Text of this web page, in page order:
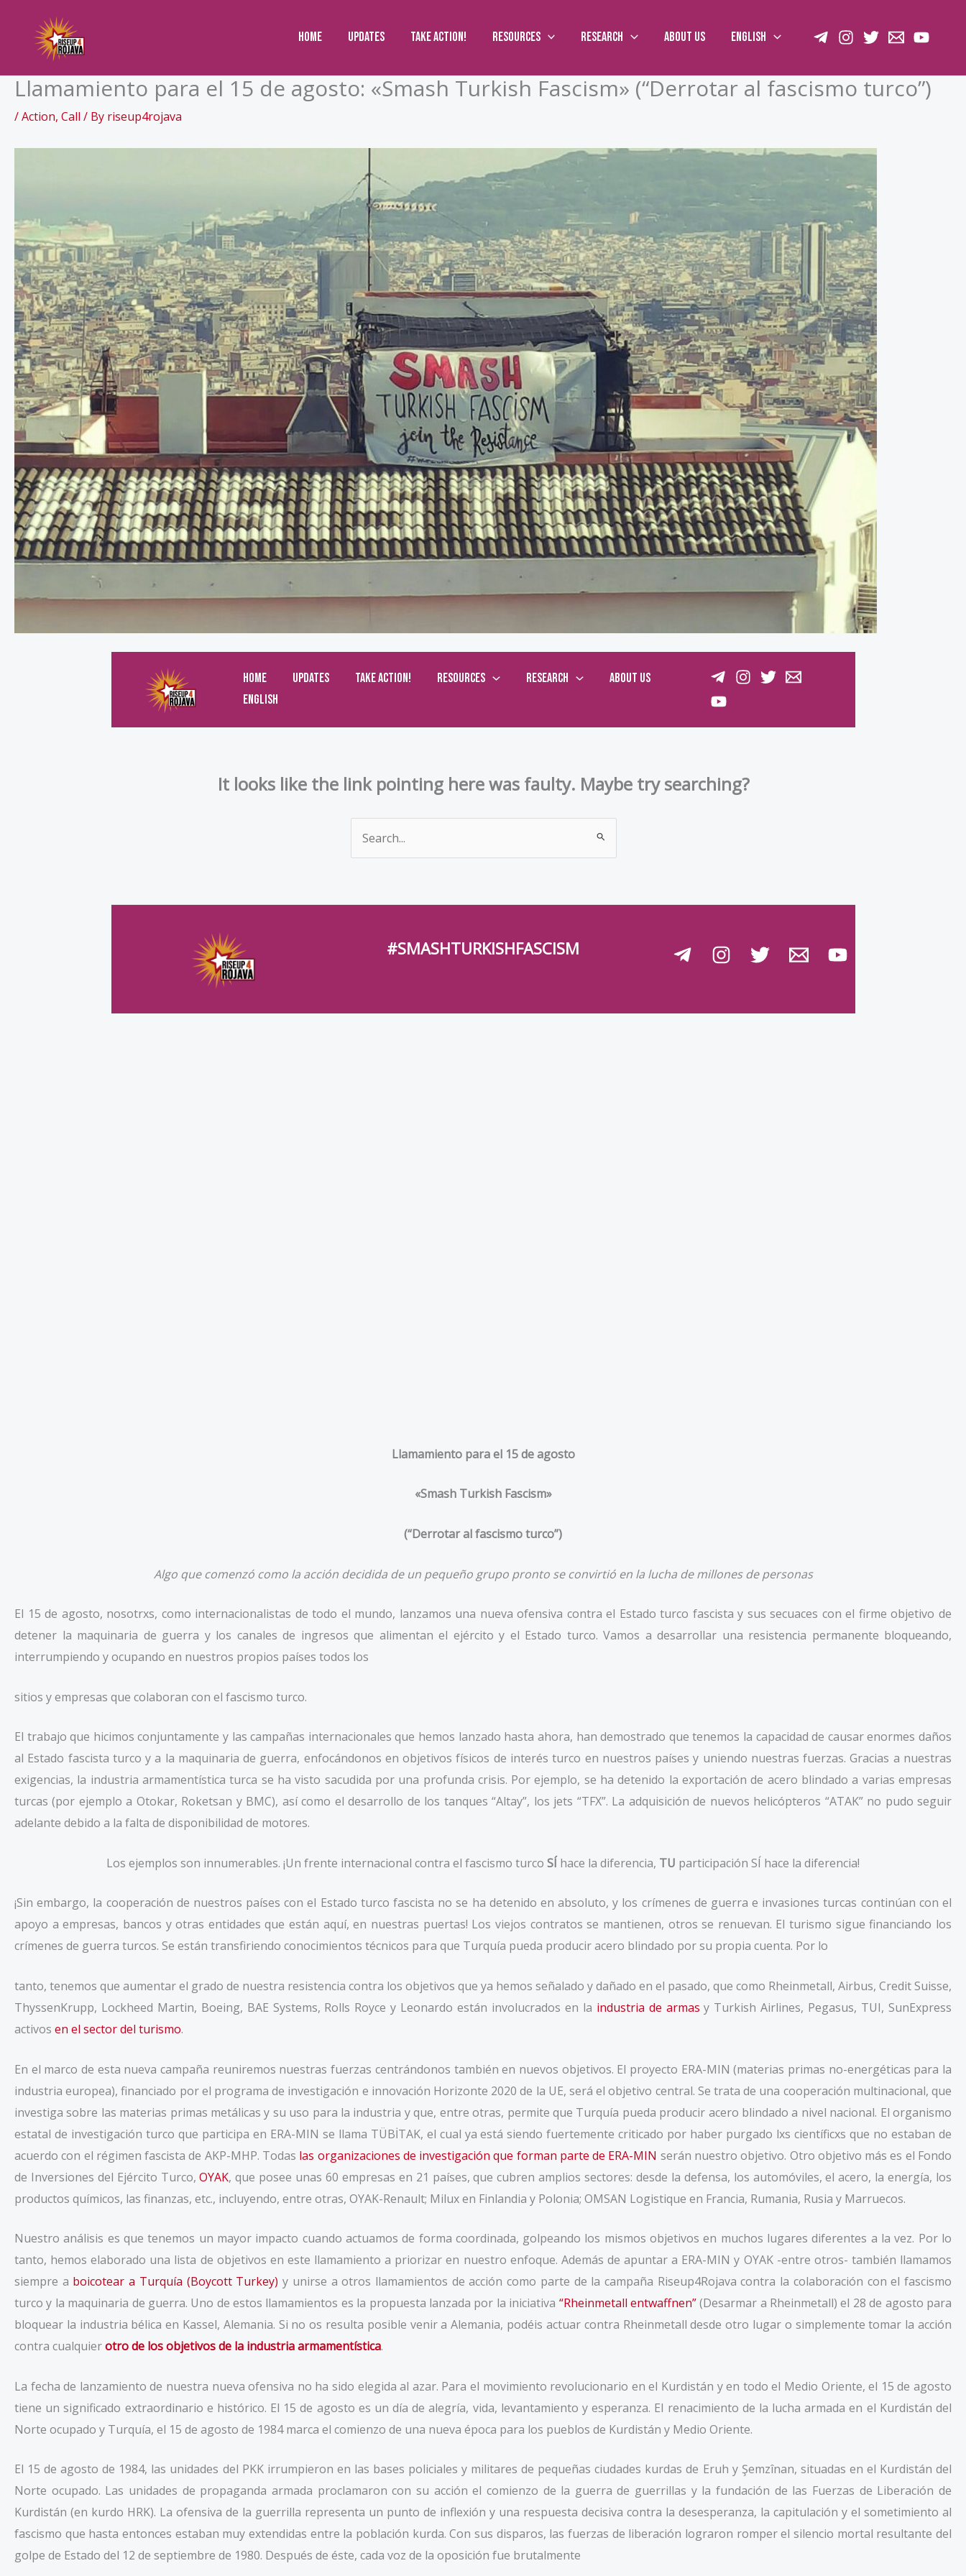
content
Home Updates Take action! Resources Research About us English
Llamamiento para el 15 de agosto: «Smash Turkish Fascism» (“Derrotar al fascismo turco”)
/Action, Call / By riseup4rojava
Llamamiento para el 15 de agosto
«Smash Turkish Fascism»
(“Derrotar al fascismo turco”)
Algo que comenzó como la acción decidida de un pequeño grupo pronto se convirtió en la lucha de millones de personas
El 15 de agosto, nosotrxs, como internacionalistas de todo el mundo, lanzamos una nueva ofensiva contra el Estado turco fascista y sus secuaces con el firme objetivo de
detener la maquinaria de guerra y los canales de ingresos que alimentan el ejército y el Estado turco. Vamos a desarrollar una resistencia permanente bloqueando,
interrumpiendo y ocupando en nuestros propios países todos los
sitios y empresas que colaboran con el fascismo turco.
El trabajo que hicimos conjuntamente y las campañas internacionales que hemos lanzado hasta ahora, han demostrado que tenemos la capacidad de causar enormes daños
al Estado fascista turco y a la maquinaria de guerra, enfocándonos en objetivos físicos de interés turco en nuestros países y uniendo nuestras fuerzas. Gracias a nuestras
exigencias, la industria armamentística turca se ha visto sacudida por una profunda crisis. Por ejemplo, se ha detenido la exportación de acero blindado a varias empresas
turcas (por ejemplo a Otokar, Roketsan y BMC), así como el desarrollo de los tanques “Altay”, los jets “TFX”. La adquisición de nuevos helicópteros “ATAK” no pudo seguir
adelante debido a la falta de disponibilidad de motores.
Los ejemplos son innumerables. ¡Un frente internacional contra el fascismo turco SÍ hace la diferencia, TU participación SÍ hace la diferencia!
¡Sin embargo, la cooperación de nuestros países con el Estado turco fascista no se ha detenido en absoluto, y los crímenes de guerra e invasiones turcas continúan con el
apoyo a empresas, bancos y otras entidades que están aquí, en nuestras puertas! Los viejos contratos se mantienen, otros se renuevan. El turismo sigue financiando los
crímenes de guerra turcos. Se están transfiriendo conocimientos técnicos para que Turquía pueda producir acero blindado por su propia cuenta. Por lo
tanto, tenemos que aumentar el grado de nuestra resistencia contra los objetivos que ya hemos señalado y dañado en el pasado, que como Rheinmetall, Airbus, Credit Suisse,
ThyssenKrupp, Lockheed Martin, Boeing, BAE Systems, Rolls Royce y Leonardo están involucrados en la industria de armas y Turkish Airlines, Pegasus, TUI, SunExpress
activos en el sector del turismo.
En el marco de esta nueva campaña reuniremos nuestras fuerzas centrándonos también en nuevos objetivos. El proyecto ERA-MIN (materias primas no-energéticas para la
industria europea), financiado por el programa de investigación e innovación Horizonte 2020 de la UE, será el objetivo central. Se trata de una cooperación multinacional, que
investiga sobre las materias primas metálicas y su uso para la industria y que, entre otras, permite que Turquía pueda producir acero blindado a nivel nacional. El organismo
estatal de investigación turco que participa en ERA-MIN se llama TÜBİTAK, el cual ya está siendo fuertemente criticado por haber purgado lxs científicxs que no estaban de
acuerdo con el régimen fascista de AKP-MHP. Todas las organizaciones de investigación que forman parte de ERA-MIN serán nuestro objetivo. Otro objetivo más es el Fondo
de Inversiones del Ejército Turco,OYAK, que posee unas 60 empresas en 21 países, que cubren amplios sectores: desde la defensa, los automóviles, el acero, la energía, los
productos químicos, las finanzas, etc., incluyendo, entre otras, OYAK-Renault; Milux en Finlandia y Polonia; OMSAN Logistique en Francia, Rumania, Rusia y Marruecos.
Nuestro análisis es que tenemos un mayor impacto cuando actuamos de forma coordinada, golpeando los mismos objetivos en muchos lugares diferentes a la vez. Por lo
tanto, hemos elaborado una lista de objetivos en este llamamiento a priorizar en nuestro enfoque. Además de apuntar a ERA-MIN y OYAK -entre otros- también llamamos
siempre a boicotear a Turquía (Boycott Turkey) y unirse a otros llamamientos de acción como parte de la campaña Riseup4Rojava contra la colaboración con el fascismo
turco y la maquinaria de guerra. Uno de estos llamamientos es la propuesta lanzada por la iniciativa “Rheinmetall entwaffnen”(Desarmar a Rheinmetall) el 28 de agosto para
bloquear la industria bélica en Kassel, Alemania. Si no os resulta posible venir a Alemania, podéis actuar contra Rheinmetall desde otro lugar o simplemente tomar la acción
contra cualquierotro de los objetivos de la industria armamentística.
La fecha de lanzamiento de nuestra nueva ofensiva no ha sido elegida al azar. Para el movimiento revolucionario en el Kurdistán y en todo el Medio Oriente, el 15 de agosto
tiene un significado extraordinario e histórico. El 15 de agosto es un día de alegría, vida, levantamiento y esperanza. El renacimiento de la lucha armada en el Kurdistán del
Norte ocupado y Turquía, el 15 de agosto de 1984 marca el comienzo de una nueva época para los pueblos de Kurdistán y Medio Oriente.
El 15 de agosto de 1984, las unidades del PKK irrumpieron en las bases policiales y militares de pequeñas ciudades kurdas de Eruh y Şemzînan, situadas en el Kurdistán del
Norte ocupado. Las unidades de propaganda armada proclamaron con su acción el comienzo de la guerra de guerrillas y la fundación de las Fuerzas de Liberación de
Kurdistán (en kurdo HRK). La ofensiva de la guerrilla representa un punto de inflexión y una respuesta decisiva contra la desesperanza, la capitulación y el sometimiento al
fascismo que hasta entonces estaban muy extendidas entre la población kurda. Con sus disparos, las fuerzas de liberación lograron romper el silencio mortal resultante del
golpe de Estado del 12 de septiembre de 1980. Después de éste, cada voz de la oposición fue brutalmente